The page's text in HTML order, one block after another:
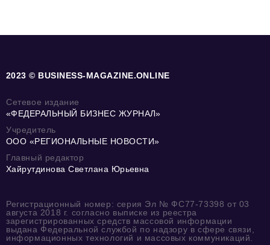
2023 © BUSINESS-MAGAZINE.ONLINE
Сетевое издание
«ФЕДЕРАЛЬНЫЙ БИЗНЕС ЖУРНАЛ»
Учредитель
ООО «РЕГИОНАЛЬНЫЕ НОВОСТИ»
Главный редактор
Хайрутдинова Светлана Юрьевна
Регистрационный номер: серия Эл № ФС77-73398 от 03
августа 2018 г. согласно выписке из реестра
зарегистрированных средств массовой информации
выдана Федеральной службой по надзору в сфере связи,
информационных технологий и массовых коммуникаций.